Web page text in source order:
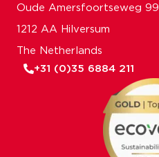
Oude Amersfoortseweg 99
1212 AA Hilversum
The Netherlands
+31 (0)35 6884 211